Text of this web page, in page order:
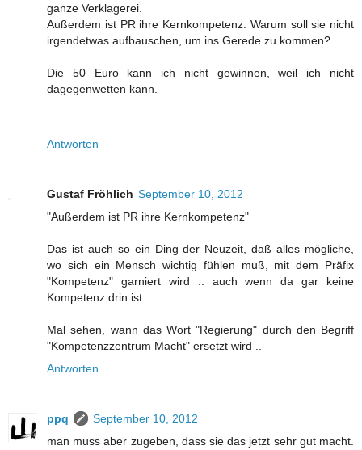
ganze Verklagerei.
Außerdem ist PR ihre Kernkompetenz. Warum soll sie nicht
irgendetwas aufbauschen, um ins Gerede zu kommen?
Die 50 Euro kann ich nicht gewinnen, weil ich nicht
dagegenwetten kann.
Antworten
Gustaf Fröhlich September 10, 2012
"Außerdem ist PR ihre Kernkompetenz"
Das ist auch so ein Ding der Neuzeit, daß alles mögliche,
wo sich ein Mensch wichtig fühlen muß, mit dem Präfix
"Kompetenz" garniert wird .. auch wenn da gar keine
Kompetenz drin ist.
Mal sehen, wann das Wort "Regierung" durch den Begriff
"Kompetenzzentrum Macht" ersetzt wird ..
Antworten
ppq
September 10, 2012
man muss aber zugeben, dass sie das jetzt sehr gut macht.